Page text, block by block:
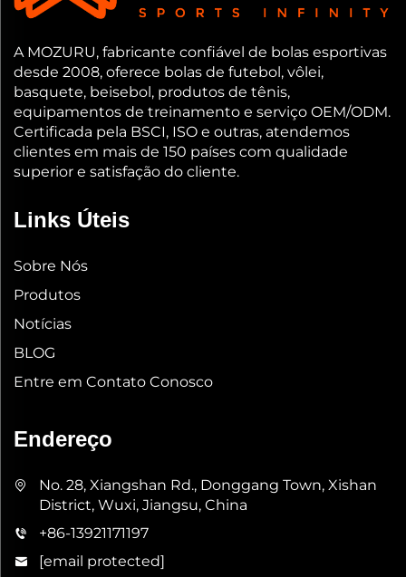
A MOZURU, fabricante confiável de bolas esportivas
desde 2008, oferece bolas de futebol, vôlei,
basquete, beisebol, produtos de tênis,
equipamentos de treinamento e serviço OEM/ODM.
Certificada pela BSCI, ISO e outras, atendemos
clientes em mais de 150 países com qualidade
superior e satisfação do cliente.
Links Úteis
Sobre Nós
Produtos
Notícias
BLOG
Entre em Contato Conosco
Endereço
No. 28, Xiangshan Rd., Donggang Town, Xishan
District, Wuxi, Jiangsu, China
+86-13921171197
[email protected]